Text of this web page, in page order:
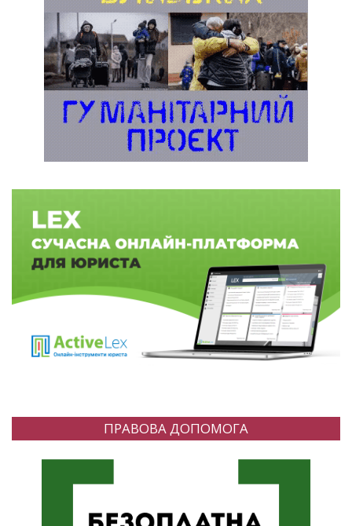
ПРАВОВА ДОПОМОГА